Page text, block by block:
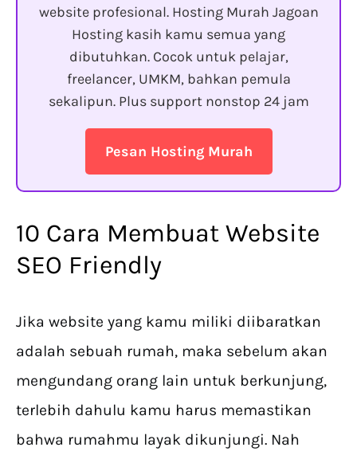
website profesional. Hosting Murah Jagoan
Hosting kasih kamu semua yang
dibutuhkan. Cocok untuk pelajar,
freelancer, UMKM, bahkan pemula
sekalipun. Plus support nonstop 24 jam
Pesan Hosting Murah
10 Cara Membuat Website
SEO Friendly
Jika website yang kamu miliki diibaratkan
adalah sebuah rumah, maka sebelum akan
mengundang orang lain untuk berkunjung,
terlebih dahulu kamu harus memastikan
bahwa rumahmu layak dikunjungi. Nah